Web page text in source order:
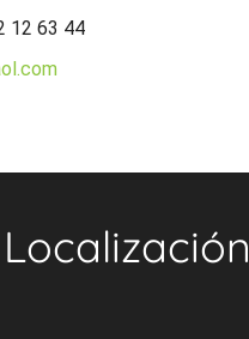
12 63 44
Localización